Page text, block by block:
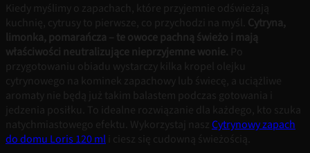
Kiedy myślimy o zapachach, które przyjemnie odświeżają
kuchnię, cytrusy to pierwsze, co przychodzi na myśl. Cytryna,
limonka, pomarańcza – te owoce pachną świeżo i mają
właściwości neutralizujące nieprzyjemne wonie. Po
przygotowaniu obiadu wystarczy kilka kropel olejku
cytrynowego na kominek zapachowy lub świecę, a uciążliwe
aromaty nie będą już takim balastem podczas gotowania i
jedzenia posiłku. To idealne rozwiązanie dla każdego, kto szuka
natychmiastowego efektu. Wykorzystaj naszCytrynowy zapach
do domu Loris 120 ml i ciesz się cudowną świeżością.